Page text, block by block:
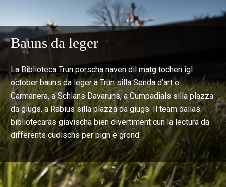
Bauns da leger
La Biblioteca Trun porscha naven dil matg tochen igl
october bauns da leger a Trun silla Senda d’art e
Carmanera, a Schlans Davaruns, a Cumpadials silla plazza
da giugs, a Rabius silla plazza da giugs. Il team dallas
bibliotecaras giavischa bien divertiment cun la lectura da
differents cudischs per pign e grond.